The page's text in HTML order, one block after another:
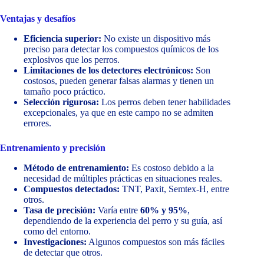
Ventajas y desafíos
Eficiencia superior: No existe un dispositivo más
preciso para detectar los compuestos químicos de los
explosivos que los perros.
Limitaciones de los detectores electrónicos: Son
costosos, pueden generar falsas alarmas y tienen un
tamaño poco práctico.
Selección rigurosa: Los perros deben tener habilidades
excepcionales, ya que en este campo no se admiten
errores.
Entrenamiento y precisión
Método de entrenamiento: Es costoso debido a la
necesidad de múltiples prácticas en situaciones reales.
Compuestos detectados: TNT, Paxit, Semtex-H, entre
otros.
Tasa de precisión: Varía entre 60% y 95%,
dependiendo de la experiencia del perro y su guía, así
como del entorno.
Investigaciones: Algunos compuestos son más fáciles
de detectar que otros.